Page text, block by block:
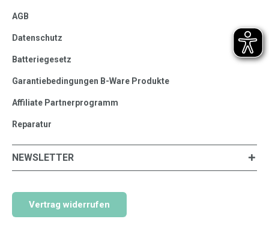
AGB
Datenschutz
Batteriegesetz
Garantiebedingungen B-Ware Produkte
Affiliate Partnerprogramm
Reparatur
NEWSLETTER
Vertrag widerrufen